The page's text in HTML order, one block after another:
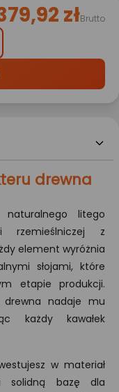
złBrutto
drewna
litego
rzemieślniczej z
element wyróżnia
słojami, które
etapie produkcji.
drewna nadaje mu
każdy kawałek
w materiał
solidną bazę dla